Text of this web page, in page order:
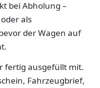
bei Abholung –
als
der Wagen auf
fertig ausgefüllt mit.
Fahrzeugbrief,